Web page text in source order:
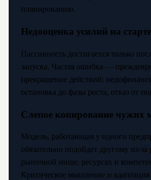
планированию.
Недооценка усилий на старте
Пассивность достигается только
запуска. Частая ошибка —
прекращение действий:
остановка до фазы роста, отказ от
Слепое копирование чужих
Модель, работающая у одного
обязательно подойдет другому из-за
рыночной нише, ресурсах и
Критическое мышление и адаптация